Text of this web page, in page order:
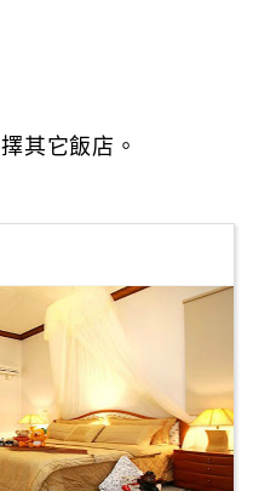
其它飯店。